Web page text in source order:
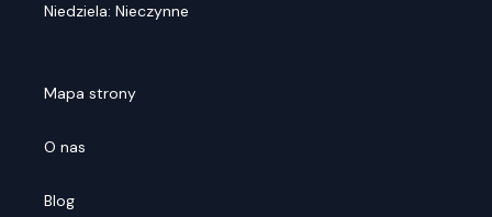
Niedziela: Nieczynne
Mapa strony
O nas
Blog